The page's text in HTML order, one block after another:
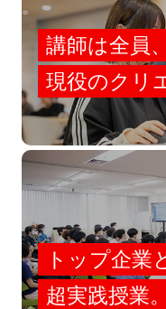
講師は全員、
現役のクリ
トップ企業
超実践授業。